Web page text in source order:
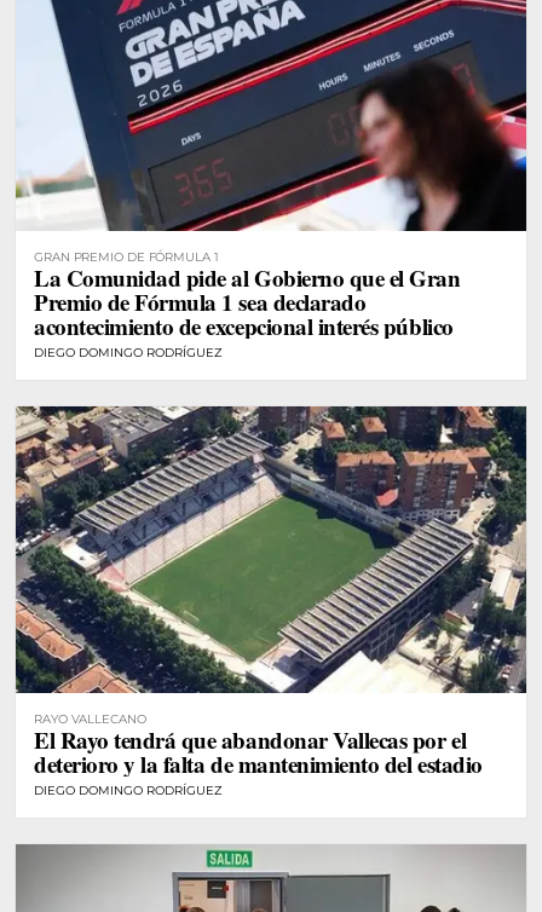
GRAN PREMIO DE FÓRMULA 1
La Comunidad pide al Gobierno que el Gran
Premio de Fórmula 1 sea declarado
acontecimiento de excepcional interés público
DIEGO DOMINGO RODRÍGUEZ
RAYO VALLECANO
El Rayo tendrá que abandonar Vallecas por el
deterioro y la falta de mantenimiento del estadio
DIEGO DOMINGO RODRÍGUEZ